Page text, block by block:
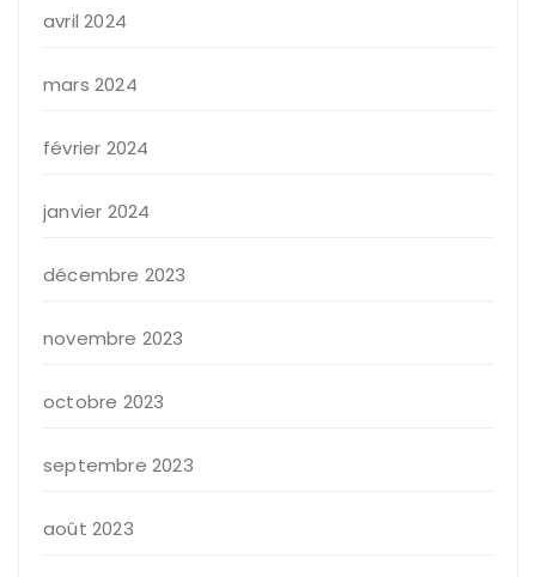
avril 2024
mars 2024
février 2024
janvier 2024
décembre 2023
novembre 2023
octobre 2023
septembre 2023
août 2023